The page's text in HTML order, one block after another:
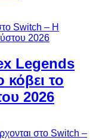
Legends
το
2026